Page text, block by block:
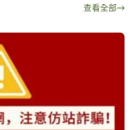
查看全部→